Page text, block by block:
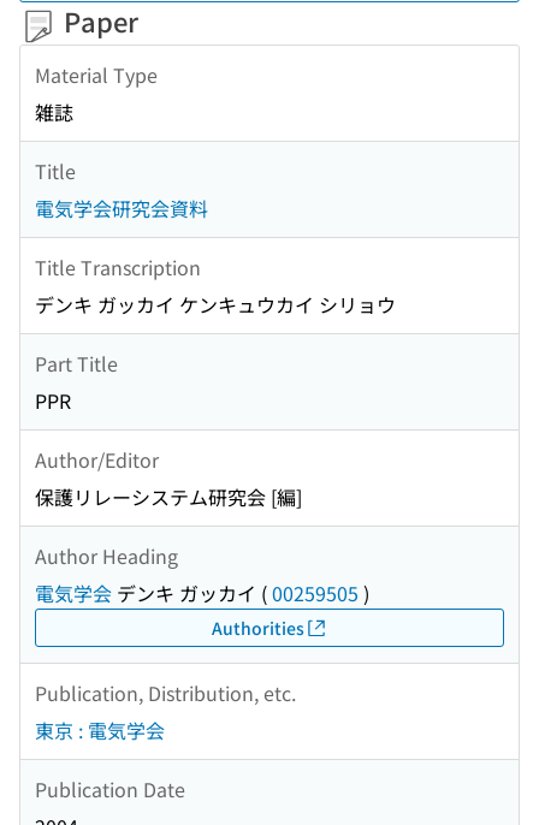
Paper
Material Type
雑誌
Title
電気学会研究会資料
Title Transcription
デンキ ガッカイ ケンキュウカイ シリョウ
Part Title
PPR
Author/Editor
保護リレーシステム研究会 [編]
Author Heading
電気学会 デンキ ガッカイ (00259505 )
Authorities
Publication, Distribution, etc.
東京 : 電気学会
Publication Date